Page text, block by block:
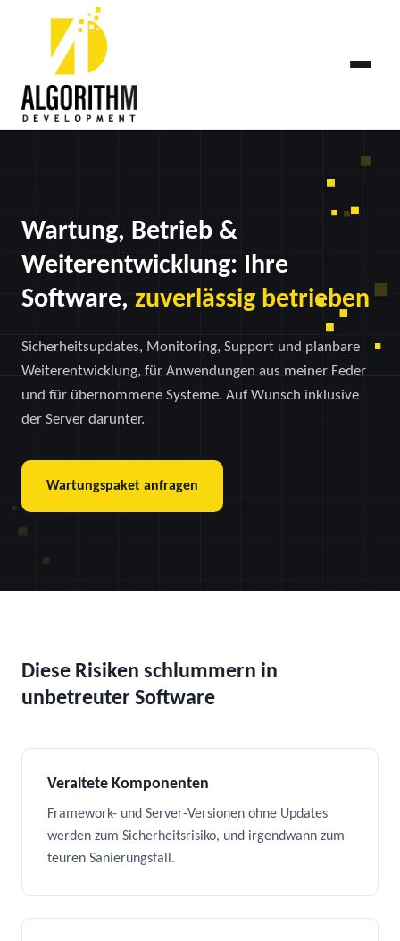
Wartung, Betrieb &
Weiterentwicklung: Ihre
Software, zuverlässig betrieben
Sicherheitsupdates, Monitoring, Support und planbare
Weiterentwicklung, für Anwendungen aus meiner Feder
und für übernommene Systeme. Auf Wunsch inklusive
der Server darunter.
Wartungspaket anfragen
Diese Risiken schlummern in
unbetreuter Software
Veraltete Komponenten
Framework- und Server-Versionen ohne Updates
werden zum Sicherheitsrisiko, und irgendwann zum
teuren Sanierungsfall.